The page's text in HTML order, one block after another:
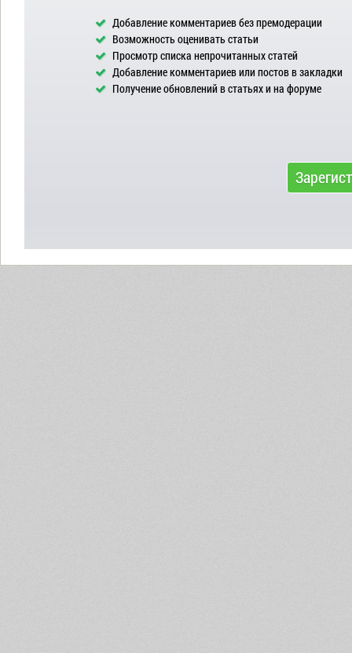
Добавление комментариев без премодерации
Возможность оценивать статьи
Просмотр списка непрочитанных статей
Добавление комментариев или постов в закладки
Получение обновлений в статьях и на форуме